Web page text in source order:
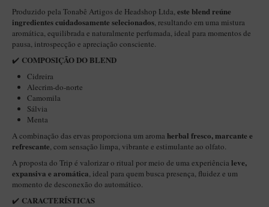
Itália Encerado
Maestro Nacional
Maestro Nacional Encerado
Caboclo - 7 Voltas
Cachimbeco
Churchwarden
Fiore
Jateado
Produzido pela Tonabê Artigos de Headshop Ltda,este blend reúne
ingredientes cuidadosamente selecionados, resultando em uma mistura
aromática, equilibrada e naturalmente perfumada, ideal para momentos de
pausa, introspecção e apreciação consciente.
✔️ COMPOSIÇÃO DO BLEND
Cidreira
Alecrim-do-norte
Camomila
Sálvia
Menta
A combinação das ervas proporciona um aroma herbal fresco, marcante e
refrescante, com sensação limpa, vibrante e estimulante ao olfato.
A proposta do Trip é valorizar o ritual por meio de uma experiência leve,
expansiva e aromática, ideal para quem busca presença, fluidez e um
momento de desconexão do automático.
✔️ CARACTERÍSTICAS